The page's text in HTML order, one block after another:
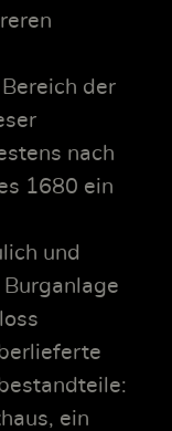
der
nach
1680 ein
und
ein